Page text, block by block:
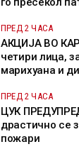
ПРЕД 2 ЧАСА
АКЦИЈА ВО
четири лица,
марихуана и
ПРЕД 2 ЧАСА
ЦУК
драстично се
пожари